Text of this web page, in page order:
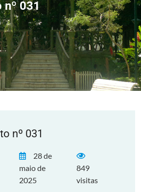
nº 031
nº 031
28 de
maio de
2025
849
visitas